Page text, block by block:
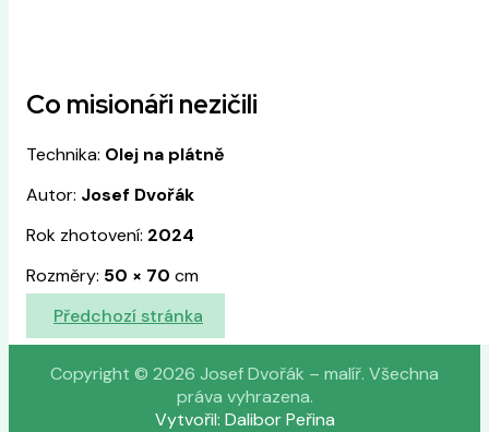
Co misionáři nezičili
Technika: Olej na plátně
Autor: Josef Dvořák
Rok zhotovení: 2024
Rozměry: 50 × 70 cm
Předchozí stránka
Copyright © 2026 Josef Dvořák – malíř. Všechna
práva vyhrazena.
Vytvořil: Dalibor Peřina